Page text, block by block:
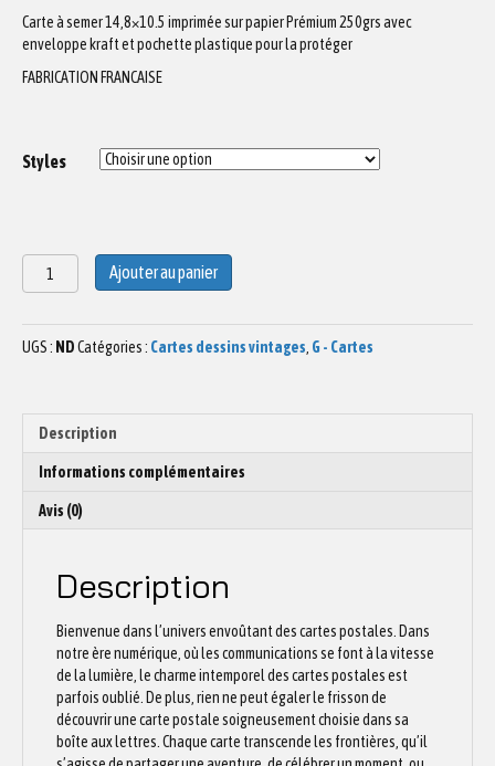
Carte à semer 14,8×10.5 imprimée sur papier Prémium 250grs avec
enveloppe kraft et pochette plastique pour la protéger
FABRICATION FRANCAISE
Styles
quantité
de
postale
ROLLER,
ou
carte
Ajouter au panier
UGS : NDCatégories : Cartes dessins vintages, G - Cartes
Description
Informations complémentaires
Avis (0)
Description
Bienvenue dans l’univers envoûtant des cartes postales. Dans
notre ère numérique, où les communications se font à la vitesse
de la lumière, le charme intemporel des cartes postales est
parfois oublié. De plus, rien ne peut égaler le frisson de
découvrir une carte postale soigneusement choisie dans sa
boîte aux lettres. Chaque carte transcende les frontières, qu’il